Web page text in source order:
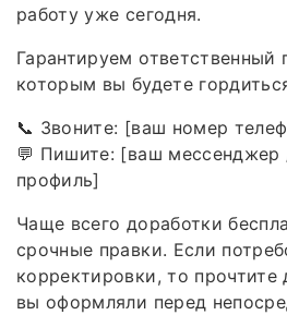
работу уже сегодня.
Гарантируем ответственный
которым вы будете
📞 Звоните: [ваш номер
💬 Пишите: [ваш мессенджер
профиль]
Чаще всего доработки
срочные правки. Если
корректировки, то прочтите
вы оформляли перед